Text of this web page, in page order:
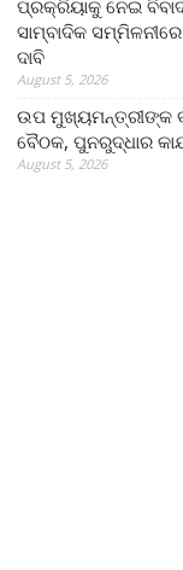
ପ୍ରକ୍ରିୟାକୁ ନେଇ
ସାମ୍ବାଦିକ
ଦାବି
August 5, 2026
ଉପ ମୁଖ୍ୟମନ୍ତ୍ରୀଙ୍କ
ବୈଠକ, ପୁନରୁଦ୍ଧାର
August 5, 2026